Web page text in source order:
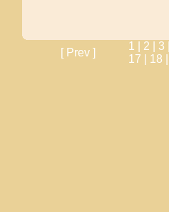
[ Prev ]
1 | 2 | 3
17 | 18